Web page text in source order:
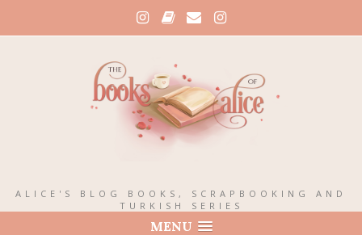
ALICE'S BLOG BOOKS, SCRAPBOOKING AND
TURKISH SERIES
MENU